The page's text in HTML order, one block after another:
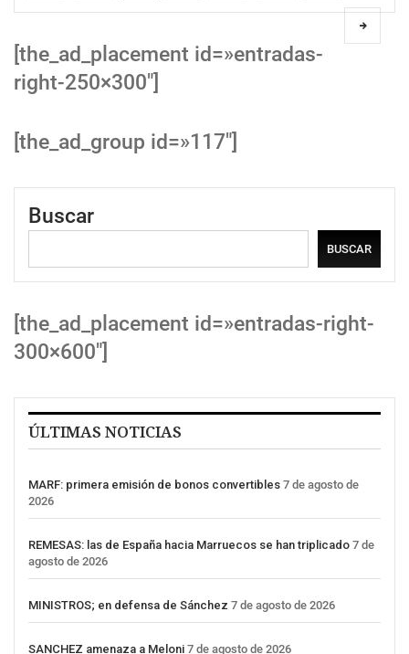
[the_ad_placement id=»entradas-
right-250×300″]
[the_ad_group id=»117″]
Buscar
BUSCAR
[the_ad_placement id=»entradas-right-
300×600″]
ÚLTIMAS NOTICIAS
MARF: primera emisión de bonos convertibles 7 de agosto de
2026
REMESAS: las de España hacia Marruecos se han triplicado 7 de
agosto de 2026
MINISTROS; en defensa de Sánchez 7 de agosto de 2026
SANCHEZ amenaza a Meloni 7 de agosto de 2026